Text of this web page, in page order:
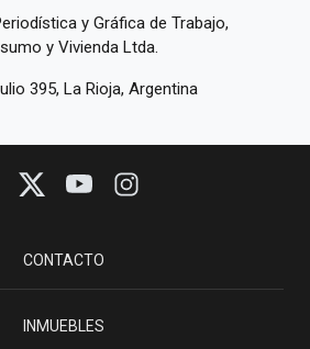
y Gráfica de Trabajo,
y Vivienda Ltda.
395, La Rioja, Argentina
CONTACTO
INMUEBLES